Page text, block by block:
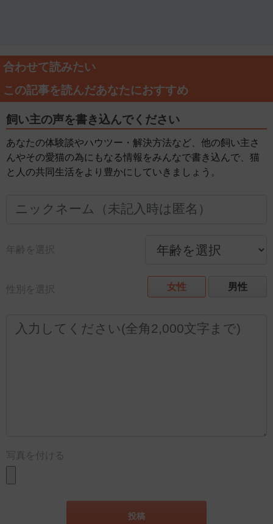
合わせて読みたい
この記事を読んだあなたにおすすめ
飼い主の声を書き込んでください
あなたの体験談やハウツー・解決方法など、他の飼い主さ
んやその愛猫の為にもなる情報をみんなで書き込んで、猫
と人の共同生活をより豊かにしていきましょう。
年齢を選択
性別を選択 女性 男性
写真を付ける